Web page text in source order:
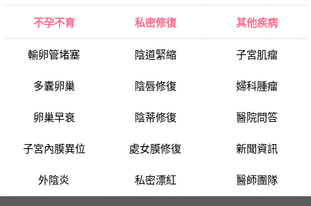
不孕不育
輸卵管堵塞
多囊卵巢
卵巢早衰
子宮內膜異位
外陰炎
私密修復
陰道緊縮
陰唇修復
陰蒂修復
處女膜修復
私密漂紅
其他疾病
子宮肌瘤
婦科腫瘤
醫院問答
新聞資訊
醫師團隊